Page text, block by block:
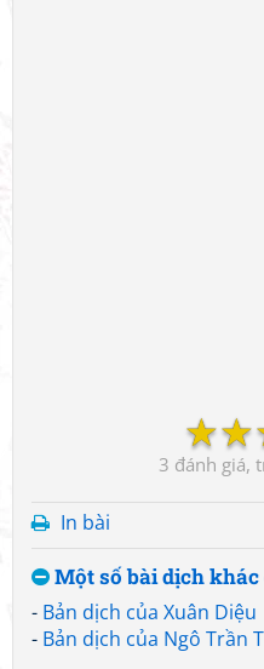
☆
☆
3
In bài
Một số bài dịch
- Bản dịch của Xuân Diệu
- Bản dịch của Ngô Trần